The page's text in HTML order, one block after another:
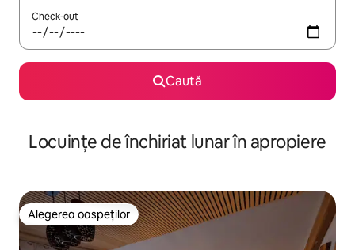
Check-out
Caută
Locuințe de închiriat lunar în apropiere
Alegerea oaspeților
Alegerea oaspeților